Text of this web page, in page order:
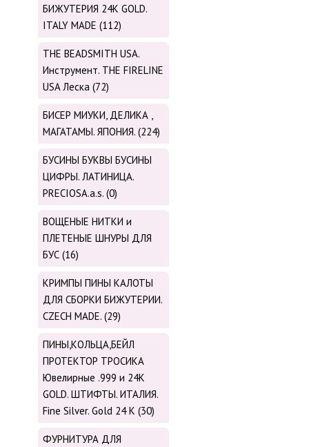
БИЖУТЕРИЯ 24К GOLD.
ITALY MADE (112)
THE BEADSMITH USA.
Инструмент. THE FIRELINE
USA Леска (72)
БИСЕР МИУКИ, ДЕЛИКА ,
МАГАТАМЫ. ЯПОНИЯ. (224)
БУСИНЫ БУКВЫ БУСИНЫ
ЦИФРЫ. ЛАТИНИЦА.
PRECIOSA.a.s. (0)
ВОЩЕНЫЕ НИТКИ и
ПЛЕТЕНЫЕ ШНУРЫ ДЛЯ
БУС (16)
КРИМПЫ ПИНЫ КАЛОТЫ
ДЛЯ СБОРКИ БИЖУТЕРИИ.
CZECH MADE. (29)
ПИНЫ,КОЛЬЦА,БЕЙЛ
ПРОТЕКТОР ТРОСИКА
Ювелирные .999 и 24К
GOLD. ШТИФТЫ. ИТАЛИЯ.
Fine Silver. Gold 24 K (30)
ФУРНИТУРА ДЛЯ